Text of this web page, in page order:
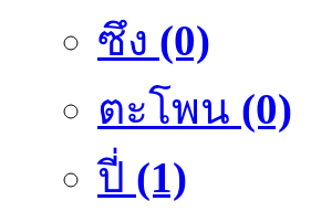
ซึง (0)
ตะโพน (0)
ปี่ (1)